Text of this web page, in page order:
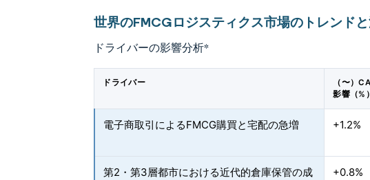
世界のFMCGロジスティクス市場のトレンド
ドライバーの影響分析*
ドライバー
（〜）
影響（%）
電子商取引によるFMCG購買と宅配の急増 +1.2%
第2・第3層都市における近代的倉庫保管の成
+0.8%